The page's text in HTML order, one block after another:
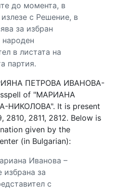
до момента, в
с Решение, в
за избран
в листата на
партия.
ПЕТРОВА ИВАНОВА-
of "МАРИАНА
НИКОЛОВА". It is present
2810, 2811, 2812. Below is
given by the
(in Bulgarian):
Иванова –
избрана за
с